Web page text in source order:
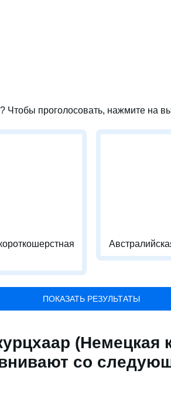
Чтобы проголосовать, нажмите на
ПОКАЗАТЬ РЕЗУЛЬТАТЫ
(Немецкая
со